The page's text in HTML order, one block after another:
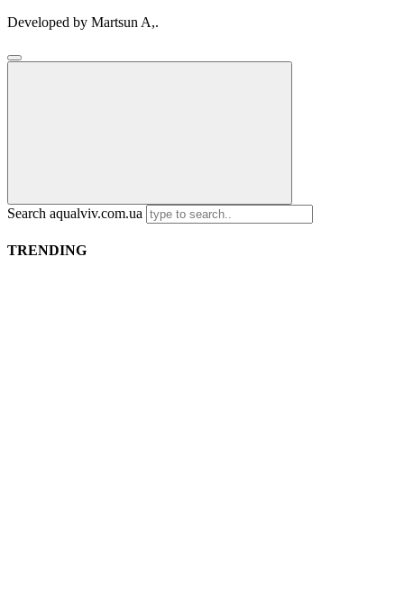
Developed by Martsun A,.
Search aqualviv.com.ua
TRENDING